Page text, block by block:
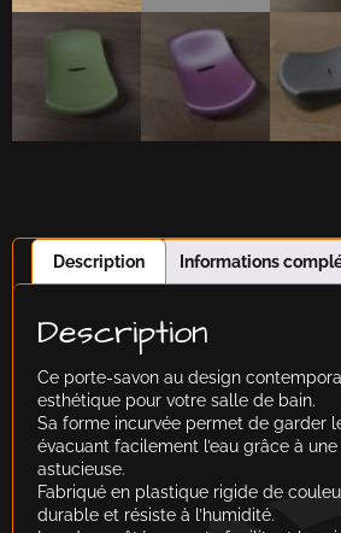
Description Informations
Description
Ce porte-savon au design
esthétique pour votre salle de bain.
Sa forme incurvée permet de garder
évacuant facilement l’eau grâce à
astucieuse.
Fabriqué en plastique rigide de
durable et résiste à l’humidité.